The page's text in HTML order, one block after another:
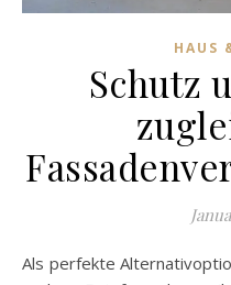
HAUS
Schutz
Als perfekte Alternativoption zu den Standard Ziegel- oder